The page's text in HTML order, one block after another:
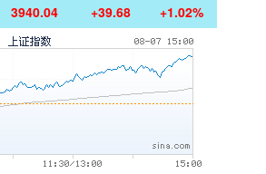
3940.04 +39.68 +1.02%